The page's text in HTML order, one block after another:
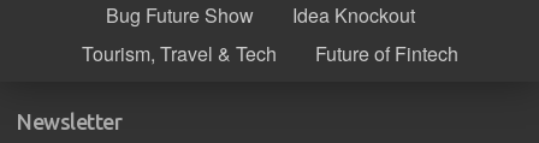
Bug Future Show
Idea Knockout
Tourism, Travel & Tech
Future of Fintech
Newsletter